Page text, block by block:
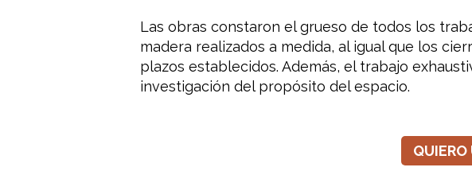
Las obras constaron el grueso de todos los
madera realizados a medida, al igual que los
plazos establecidos. Además, el trabajo
investigación del propósito del espacio.
QUIERO